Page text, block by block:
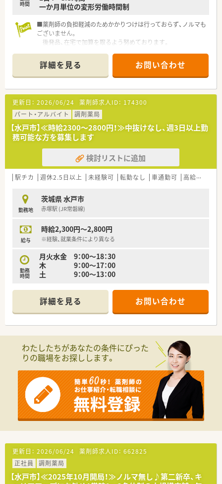
時間
一か月単位の変形労働時間制
■薬剤師の負担軽減のためかかりつけは行っておらず、ノルマも
ございません。
後発品、在宅で加算を取るよう努めております。
ます。
■産育休から戻られる社員も多くいらっしゃいます。復帰後も
ご家庭の状況に併せて
店舗の相談が可能です。
■離職率も低く10年以上勤務している方も多数いらっしゃいま
す
■毎年数名づつ新卒採用も行っており、若手からベテラン層まで
幅広い世代の方が活
躍しています
詳細を見る お問い合わせ
更新日： 2026/06/24 薬剤師求人ID： 174300
パート・アルバイト
調剤薬局
【水戸市】≪時給2300～2800円！≫中抜けなし、週3日以上勤
務可能な方を募集します
検討リストに追加
駅チカ 週休2.5日以上 未経験可 転勤なし 車通勤可 高給与(600万円以上)
勤務地
茨城県 水戸市
赤塚駅 (JR常磐線)
給与
時給2,300円～2,800円
※経験、就業条件により異なる
勤務
時間
月火水金 9：00～18：30
木 9：00～17：00
土 9：00～13：00
詳細を見る お問い合わせ
わたしたちがあなたの条件にぴった
りの職場をお探しします。
更新日： 2026/06/24 薬剤師求人ID： 662825
正社員
調剤薬局
【水戸市】≪2025年10月開局！≫ノルマ無し♪第二新卒、キ